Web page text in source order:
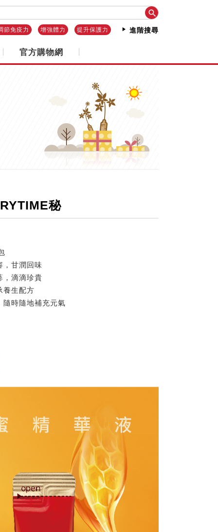

節免疫力 增強體力 提升保護力 進階搜尋
官方購物網
秘
甘潤回味
滴滴珍貴
養生配方
時隨地補充元氣